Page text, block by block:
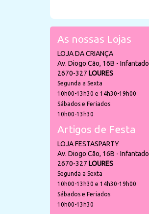
As nossas Lojas
LOJA DA CRIANÇA
Av. Diogo Cão, 16B - Infantado
2670-327 LOURES
Segunda a Sexta
10h00-13h30 e 14h30-19h00
Sábados e Feriados
10h00-13h30
Artigos de Festa
LOJA FESTASPARTY
Av. Diogo Cão, 16B - Infantado
2670-327 LOURES
Segunda a Sexta
10h00-13h30 e 14h30-19h00
Sábados e Feriados
10h00-13h30